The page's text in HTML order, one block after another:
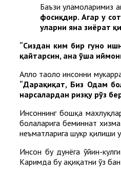
Баъзи уламоларимиз
фосиқдир. Агар у
уларни яна зиёрат
“Сиздан ким бир гуноҳ
қайтарсин, ана ўша
Аллоҳ таоло инсонни
“Дарҳақиқат, Биз Одам
нарсалардан ризқу рўз
Инсоннинг бошқа
болаларига беминнат
неъматларига шукр қилиши
Инсон бу дунёга ўйин-
Каримда бу ҳақиқатни ўз